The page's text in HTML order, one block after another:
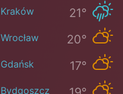
Kraków 21°
Wrocław 20°
Gdańsk 17°
Bydgoszcz